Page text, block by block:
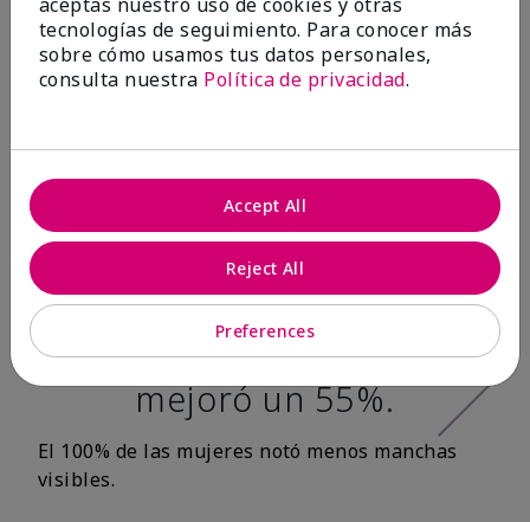
Después de 12
100% de las
mujeres tuvo una
apariencia más
tersa en la textura
de la piel y la
suavidad de la piel
mejoró un 55%.
El 100% de las mujeres notó menos manchas
visibles.
tecnologías de seguimiento. Para conocer más
sobre cómo usamos tus datos personales,
consulta nuestra Política de privacidad.
Preferences
Reject All
Accept All